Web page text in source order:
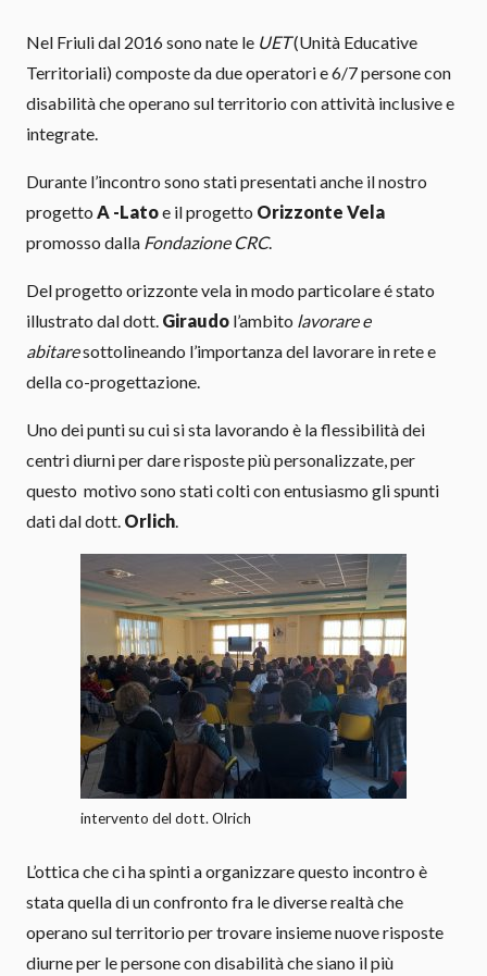
Nel Friuli dal 2016 sono nate le UET(Unità Educative
Territoriali) composte da due operatori e 6/7 persone con
disabilità che operano sul territorio con attività inclusive e
integrate.
Durante l’incontro sono stati presentati anche il nostro
progetto A -Latoe il progetto Orizzonte Vela
promosso dalla Fondazione CRC.
Del progetto orizzonte vela in modo particolare é stato
illustrato dal dott. Giraudo l’ambito lavorare e
abitaresottolineando l’importanza del lavorare in rete e
della co-progettazione.
Uno dei punti su cui si sta lavorando è la flessibilità dei
centri diurni per dare risposte più personalizzate, per
questo motivo sono stati colti con entusiasmo gli spunti
dati dal dott. Orlich.
intervento del dott. Olrich
L’ottica che ci ha spinti a organizzare questo incontro è
stata quella di un confronto fra le diverse realtà che
operano sul territorio per trovare insieme nuove risposte
diurne per le persone con disabilità che siano il più